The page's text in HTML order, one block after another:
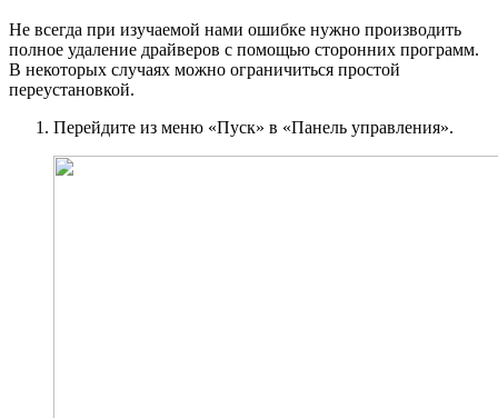
Не всегда при изучаемой нами ошибке нужно производить
полное удаление драйверов с помощью сторонних программ.
В некоторых случаях можно ограничиться простой
переустановкой.
Перейдите из меню «Пуск» в «Панель управления».